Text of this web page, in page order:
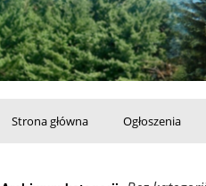
Przeskocz
Strona główna Ogłoszenia